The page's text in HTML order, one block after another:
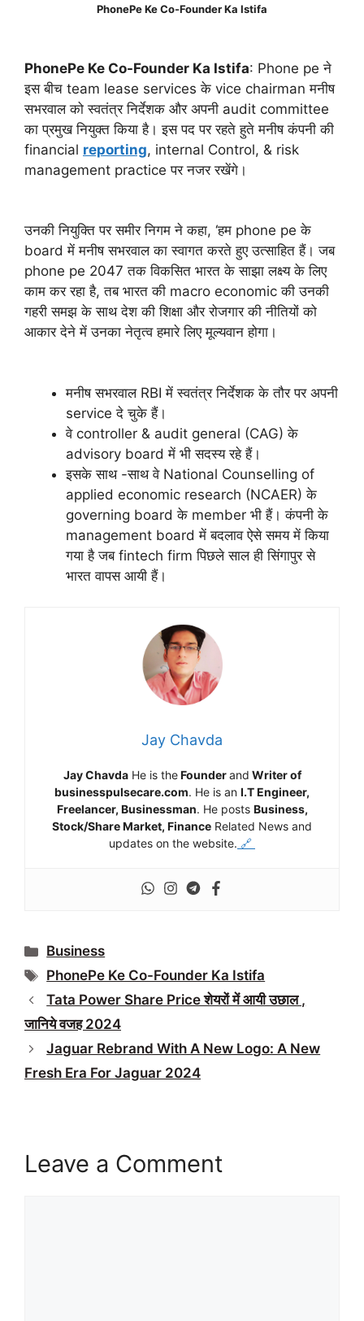
PhonePe Ke Co-Founder Ka Istifa
PhonePe Ke Co-Founder Ka Istifa: Phone pe ने
इस बीच team lease services के vice chairman मनीष
सभरवाल को स्वतंत्र निर्देशक और अपनी audit committee
का प्रमुख नियुक्त किया है। इस पद पर रहते हुते मनीष कंपनी की
financial reporting, internal Control, & risk
management practice पर नजर रखेंगे।
उनकी नियुक्ति पर समीर निगम ने कहा, ‘हम phone pe के
board में मनीष सभरवाल का स्वागत करते हुए उत्साहित हैं। जब
phone pe 2047 तक विकसित भारत के साझा लक्ष्य के लिए
काम कर रहा है, तब भारत की macro economic की उनकी
गहरी समझ के साथ देश की शिक्षा और रोजगार की नीतियों को
आकार देने में उनका नेतृत्व हमारे लिए मूल्यवान होगा।
मनीष सभरवाल RBI में स्वतंत्र निर्देशक के तौर पर अपनी
service दे चुके हैं।
वे controller & audit general (CAG) के
advisory board में भी सदस्य रहे हैं।
इसके साथ -साथ वे National Counselling of
applied economic research (NCAER) के
governing board के member भी हैं। कंपनी के
management board में बदलाव ऐसे समय में किया
गया है जब fintech firm पिछले साल ही सिंगापुर से
भारत वापस आयी हैं।
Jay Chavda
Jay ChavdaHe is theFounderand Writer of
businesspulsecare.com. He is an I.T Engineer,
Freelancer, Businessman. He posts Business,
Stock/Share Market, Finance Related News and
updates on the website. 🔗
Categories
Business
Tags
PhonePe Ke Co-Founder Ka Istifa
Tata Power Share Price शेयरों में आयी उछाल ,
जानिये वजह 2024
Jaguar Rebrand With A New Logo: A New
Fresh Era For Jaguar 2024
Leave a Comment